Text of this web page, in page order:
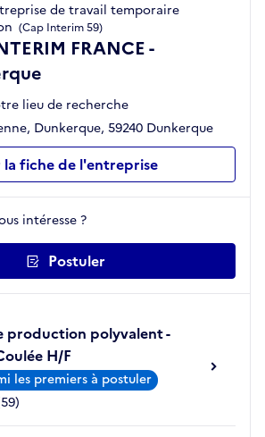
de travail temporaire
(Cap Interim 59)
FRANCE -
lieu de recherche
Dunkerque, 59240 Dunkerque
la fiche de l'entreprise
intéresse ?
Postuler
production polyvalent -
H/F
les premiers à postuler